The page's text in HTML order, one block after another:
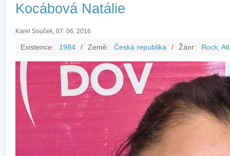
Kocábová Natálie
Karel Souček, 07. 06. 2016
Existence: 1984 / Země: Česká republika / Žánr: Rock,